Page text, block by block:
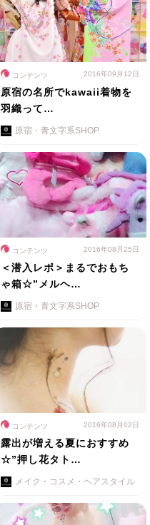
コンテンツ 2016年09月12日
原宿の名所でkawaii着物を
羽織って…
原宿・青文字系SHOP
コンテンツ 2016年08月25日
＜潜入レポ＞まるでおもち
ゃ箱☆”メルヘ…
原宿・青文字系SHOP
コンテンツ 2016年08月02日
露出が増える夏におすすめ
☆”押し花タト…
メイク・コスメ・ヘアスタイル